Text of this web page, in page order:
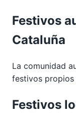
Festivos
Cataluña
La comunidad
festivos propios
Festivos